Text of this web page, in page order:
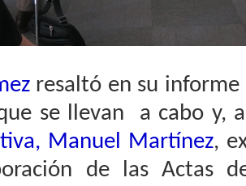
resaltó en su
se llevan a cabo y,
Manuel Martínez,
de las Actas